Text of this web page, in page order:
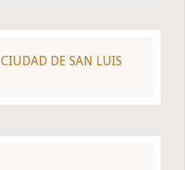
CIUDAD DE SAN LUIS